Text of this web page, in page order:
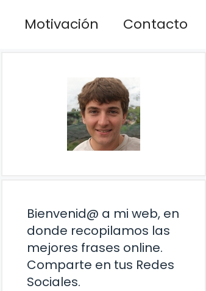
Motivación Contacto
Bienvenid@ a mi web, en
donde recopilamos las
mejores frases online.
Comparte en tus Redes
Sociales.